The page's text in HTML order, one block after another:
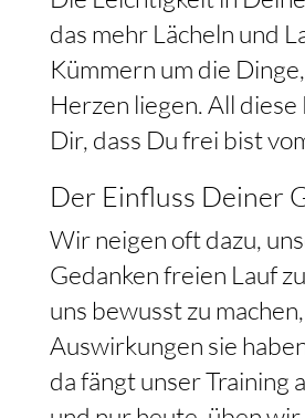
das mehr Lächeln und
Kümmern um die
Herzen liegen. All
Dir, dass Du frei bist
Der Einfluss Deiner
Wir neigen oft dazu,
Gedanken freien Lauf
uns bewusst zu
Auswirkungen sie
da fängt unser Training